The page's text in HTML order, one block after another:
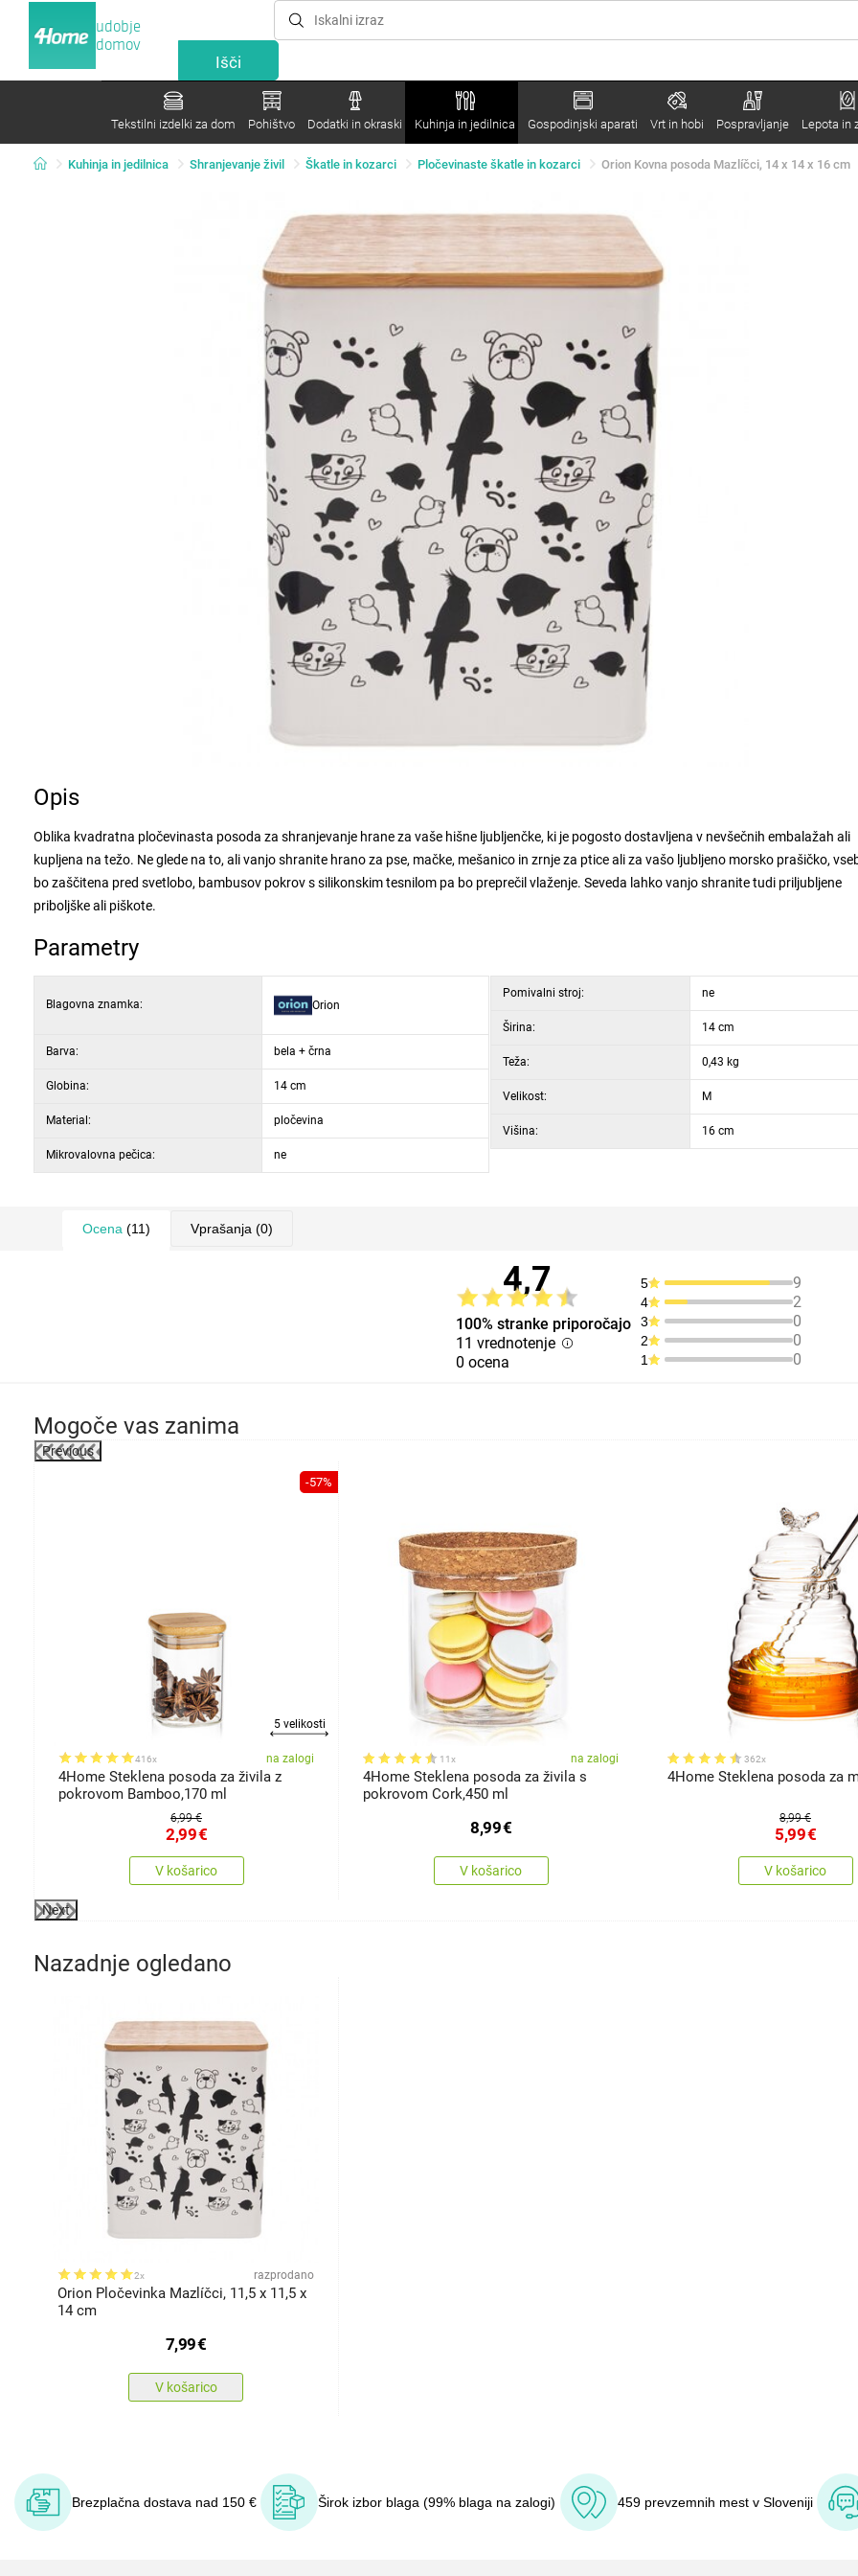
udobje
domov
Tekstilni izdelki za dom Pohištvo Dodatki in okraski Kuhinja in jedilnica Gospodinjski aparati Vrt in hobi Pospravljanje Lepota in
Kuhinja in jedilnica Shranjevanje živil Škatle in kozarci Pločevinaste škatle in kozarci Orion Kovna posoda Mazlíčci, 14 x 14 x 16 cm
Opis
Oblika kvadratna pločevinasta posoda za shranjevanje hrane za vaše hišne ljubljenčke, ki je pogosto dostavljena v nevšečnih embalažah ali
kupljena na težo. Ne glede na to, ali vanjo shranite hrano za pse, mačke, mešanico in zrnje za ptice ali za vašo ljubljeno morsko prašičko,
bo zaščitena pred svetlobo, bambusov pokrov s silikonskim tesnilom pa bo preprečil vlaženje. Seveda lahko vanjo shranite tudi priljubljene
priboljške ali piškote.
Parametry
Blagovna znamka: Orion
Barva: bela + črna
Globina: 14 cm
Material: pločevina
Mikrovalovna pečica: ne
Pomivalni stroj: ne
Širina: 14 cm
Teža: 0,43 kg
Velikost: M
Višina: 16 cm
Ocena (11) Vprašanja (0)
4,7
100% stranke priporočajo
11 vrednotenje
0 ocena
5 9
4 2
3 0
2 0
1 0
Mogoče vas zanima
Previous
-57%
5 velikosti
416x na zalogi
4Home Steklena posoda za živila z
pokrovom Bamboo,170 ml
6,99 €
2,99€
V košarico
11x na zalogi
4Home Steklena posoda za živila s
pokrovom Cork,450 ml
8,99€
V košarico
362x
4Home Steklena posoda za
8,99 €
5,99€
V košarico
Next
Nazadnje ogledano
2x razprodano
Orion Pločevinka Mazlíčci, 11,5 x 11,5 x
14 cm
7,99€
V košarico
Brezplačna dostava nad 150 € Širok izbor blaga (99% blaga na zalogi) 459 prevzemnih mest v Sloveniji